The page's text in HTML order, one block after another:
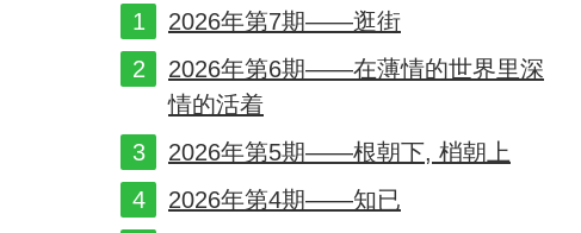
2026年第7期——逛街
2026年第6期——在薄情的世界里深
情的活着
2026年第5期——根朝下, 梢朝上
2026年第4期——知已